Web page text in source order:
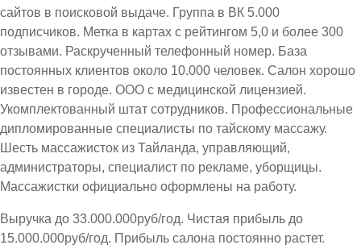
сайтов в поисковой выдаче. Группа в ВК 5.000
подписчиков. Метка в картах с рейтингом 5,0 и более 300
отзывами. Раскрученный телефонный номер. База
постоянных клиентов около 10.000 человек. Салон хорошо
известен в городе. ООО с медицинской лицензией.
Укомплектованный штат сотрудников. Профессиональные
дипломированные специалисты по тайскому массажу.
Шесть массажисток из Тайланда, управляющий,
администраторы, специалист по рекламе, уборщицы.
Массажистки официально оформлены на работу.
Выручка до 33.000.000руб/год. Чистая прибыль до
15.000.000руб/год. Прибыль салона постоянно растет.